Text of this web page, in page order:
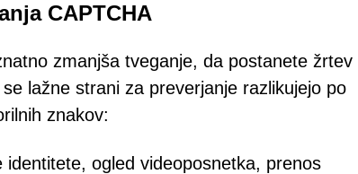
CAPTCHA
zmanjša tveganje, da postanete žrtev
lažne strani za preverjanje razlikujejo po
znakov:
ogled videoposnetka, prenos